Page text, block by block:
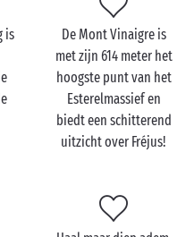
in alle vrijheid.
Esterel met de
wat graag veroveren. Dit is de
de buitenlucht. Vanaf
vertrekken er tal van
is
De Mont Vinaigre is
met zijn 614 meter het
hoogste punt van het
Esterelmassief en
biedt een schitterend
uitzicht over Fréjus!